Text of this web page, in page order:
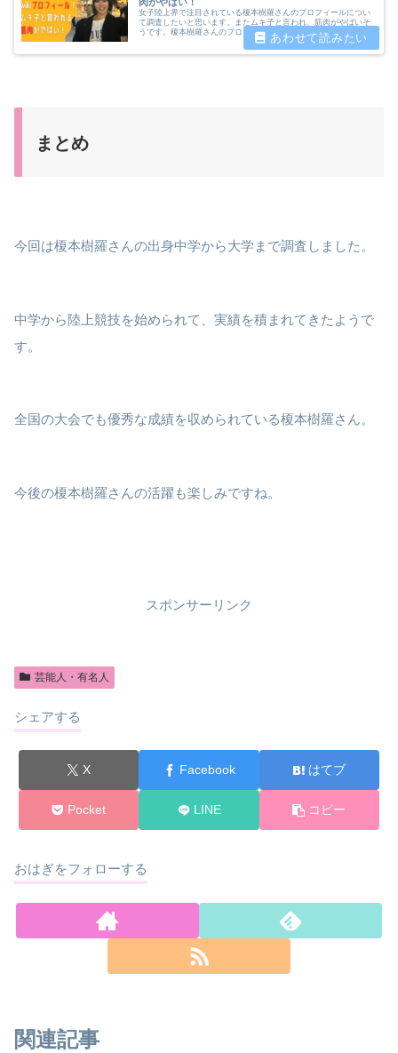
女子陸上界で注目されている榎本樹羅さんのプロフィールについ
て調査したいと思います。またムキ子と言われ、筋肉がやばいそ
うです。榎本樹羅さんのプロフィールや鍛え抜かれた肉体美につ
まとめ
今回は榎本樹羅さんの出身中学から大学まで調査しました。
中学から陸上競技を始められて、実績を積まれてきたようで
す。
全国の大会でも優秀な成績を収められている榎本樹羅さん。
今後の榎本樹羅さんの活躍も楽しみですね。
スポンサーリンク
芸能人・有名人
シェアする
X Facebook はてブ
Pocket LINE コピー
おはぎをフォローする
関連記事